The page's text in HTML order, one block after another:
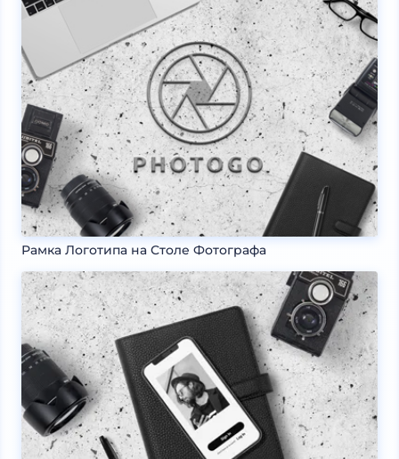
Рамка Логотипа на Столе Фотографа